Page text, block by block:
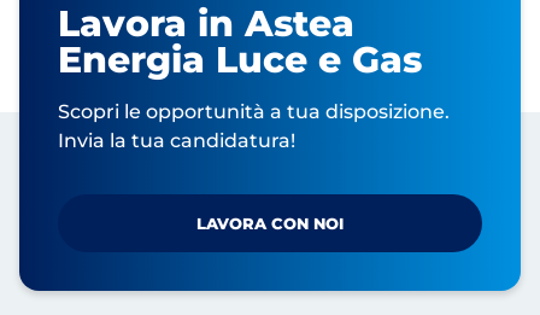
Lavora in Astea
Energia Luce e Gas
Scopri le opportunità a tua disposizione.
Invia la tua candidatura!
LAVORA CON NOI